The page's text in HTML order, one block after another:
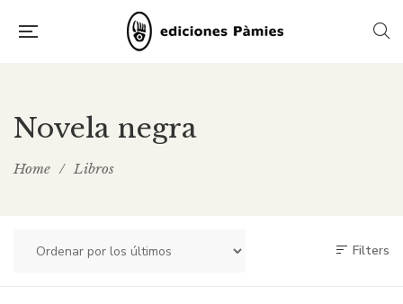
Novela negra
Home / Libros
Filters